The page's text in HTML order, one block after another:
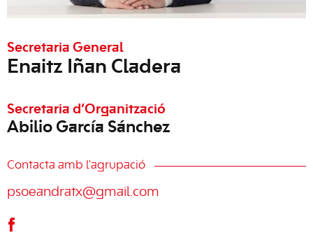
Secretaria General
Enaitz Iñan Cladera
Secretaria d’Organització
Abilio García Sánchez
Contacta amb l'agrupació
psoeandratx@gmail.com